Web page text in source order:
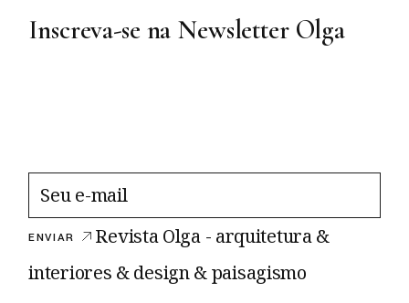
Inscreva-se na Newsletter Olga
ENVIAR
Revista Olga - arquitetura &
interiores & design & paisagismo